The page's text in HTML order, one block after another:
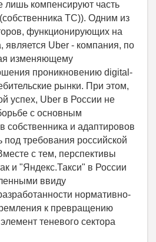
лишь компенсируют часть
ТС)). Одним из
функционирующих на
является Uber - компания, по
изменяющему
проникновению digital-
рынки. При этом,
успех, Uber в России не
с основным
собственника и адаптировов
требования российской
с тем, перспективы
и "Яндекс.Такси" в России
ввиду
нормативно-
к превращению
теневого сектора